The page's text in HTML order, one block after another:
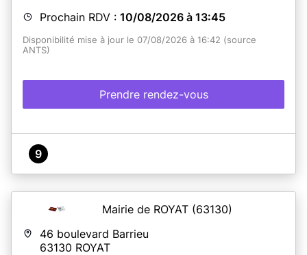
Prochain RDV : 10/08/2026 à 13:45
Disponibilité mise à jour le 07/08/2026 à 16:42 (source
ANTS)
Prendre rendez-vous
9
Mairie de ROYAT (63130)
46 boulevard Barrieu
63130 ROYAT